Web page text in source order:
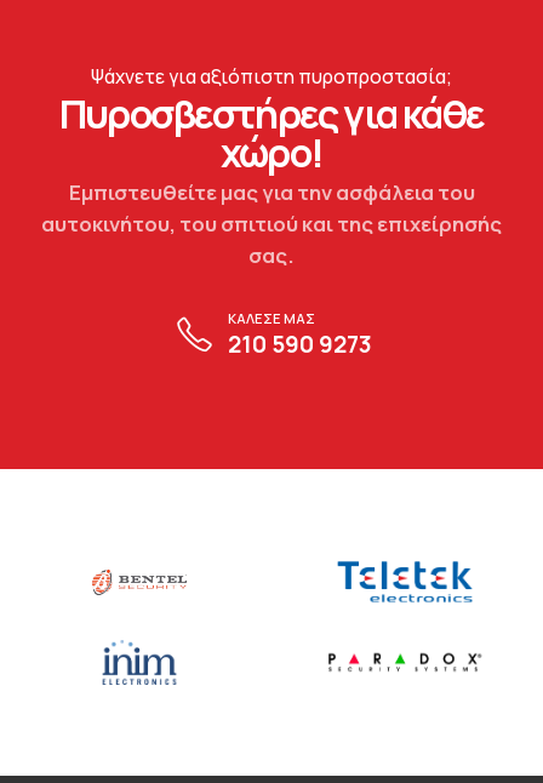
Ψάχνετε για αξιόπιστη πυροπροστασία;
Πυροσβεστήρες για κάθε
χώρο!
Εμπιστευθείτε μας για την ασφάλεια του
αυτοκινήτου, του σπιτιού και της επιχείρησής
σας.
ΚΑΛΕΣΕ ΜΑΣ
210 590 9273